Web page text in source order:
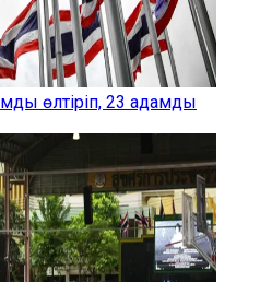
өлтіріп, 23 адамды